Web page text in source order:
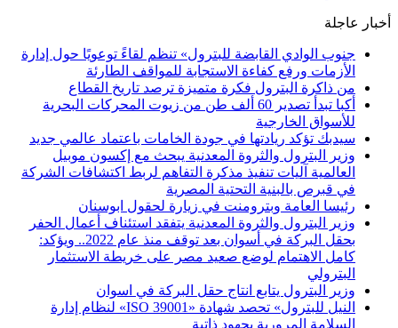
أخبار عاجلة
جنوب الوادي القابضة للبترول» تنظم لقاءً توعويًا حول إدارة
الأزمات ورفع كفاءة الاستجابة للمواقف الطارئة
من ذاكرة البترول فكرة متميزة ترصد تاريخ القطاع
أكبا تبدأ تصدير 60 ألف طن من زيوت المحركات البحرية
للأسواق الخارجية
سيدبك تؤكد ريادتها في جودة الخامات باعتماد عالمي جديد
وزير البترول والثروة المعدنية يبحث مع إكسون موبيل
العالمية آليات تنفيذ مذكرة التفاهم لربط اكتشافات الشركة
في قبرص بالبنية التحتية المصرية
رئيسا العامة وبترومنت في زيارة لحقول ابوسنان
وزير البترول والثروة المعدنية يتفقد استئناف أعمال الحفر
بحقل البركة في أسوان بعد توقف منذ عام 2022.. ويؤكد:
كامل الاهتمام لوضع صعيد مصر على خريطة الاستثمار
البترولي
وزير البترول يتابع انتاج حقل البركة في اسوان
النيل للبترول» تحصد شهادة «ISO 39001» لنظام إدارة
السلامة المرورية بجهود ذاتية